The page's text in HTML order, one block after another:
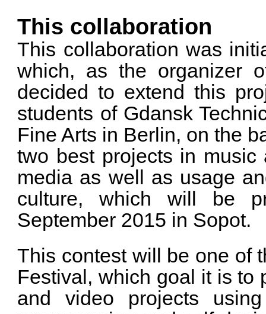
This collaboration
This collaboration was
which, as the organizer
decided to extend this
students of Gdansk
Fine Arts in Berlin, on the
two best projects in
media as well as usage
culture, which will be
September 2015 in Sopot.
This contest will be one of
Festival, which goal it is to
and video projects